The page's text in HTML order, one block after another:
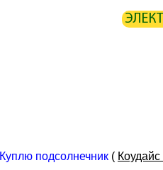
Куплю подсолнечник (